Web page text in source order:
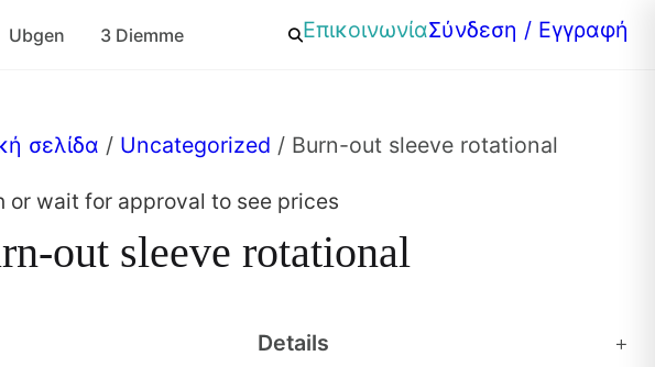
Ubgen 3 Diemme ΕπικοινωνίαΣύνδεση / Εγγραφή
σελίδα / Uncategorized / Burn-out sleeve rotational
or wait for approval to see prices
out sleeve rotational
Details +